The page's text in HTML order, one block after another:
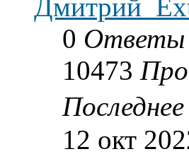
0 Ответы
10473
12 окт